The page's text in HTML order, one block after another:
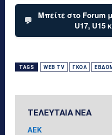
💬
Μπείτε στο Forum
U17, U15
TAGS WEB TV ΓΚΟΛ
ΤΕΛΕΥΤΑΙΑ ΝΕΑ
ΑΕΚ